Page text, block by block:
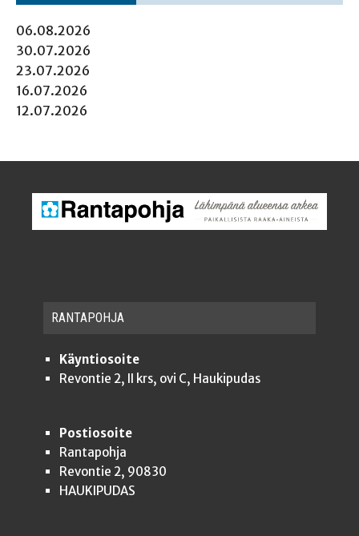
06.08.2026
30.07.2026
23.07.2026
16.07.2026
12.07.2026
RAN­TA­POH­JA
Käyntiosoite
Revontie 2, II krs, ovi C, Haukipudas
Postiosoite
Rantapohja
Revontie 2, 90830
HAUKIPUDAS